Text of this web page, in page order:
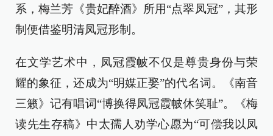
系，梅兰芳《贵妃醉酒》所用“点翠凤冠”，其形
制便借鉴明清凤冠形制。
在文学艺术中，凤冠霞帔不仅是尊贵身份与荣
耀的象征，还成为“明媒正娶”的代名词。《南音
三籁》记有唱词“博换得凤冠霞帔休笑耻”。《梅
读先生存稿》中太孺人劝学心愿为“可偿我以凤